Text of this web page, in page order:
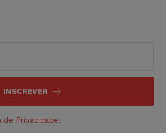
INSCREVER
de Privacidade.